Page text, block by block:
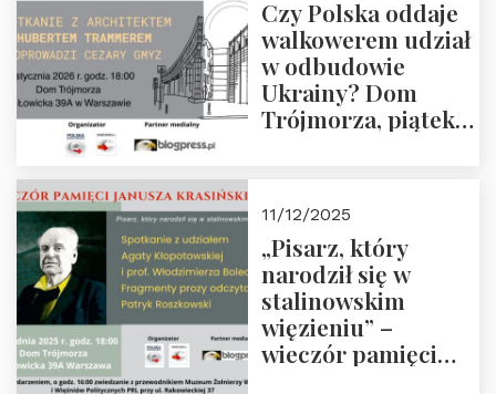
Zapraszamy!
Czy Polska oddaje
walkowerem udział
w odbudowie
Ukrainy? Dom
Trójmorza, piątek
11/12/2025
„Pisarz, który
narodził się w
stalinowskim
więzieniu” –
wieczór pamięci